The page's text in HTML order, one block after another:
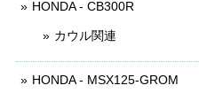
HONDA - CB300R
カウル関連
HONDA - MSX125-GROM